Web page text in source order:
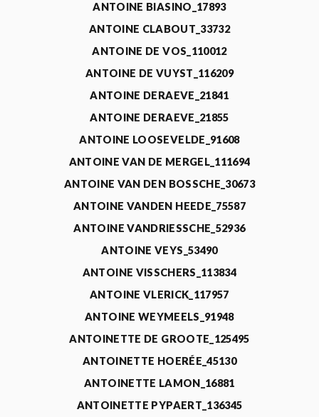
ANTOINE BIASINO_17893
ANTOINE CLABOUT_33732
ANTOINE DE VOS_110012
ANTOINE DE VUYST_116209
ANTOINE DERAEVE_21841
ANTOINE DERAEVE_21855
ANTOINE LOOSEVELDE_91608
ANTOINE VAN DE MERGEL_111694
ANTOINE VAN DEN BOSSCHE_30673
ANTOINE VANDEN HEEDE_75587
ANTOINE VANDRIESSCHE_52936
ANTOINE VEYS_53490
ANTOINE VISSCHERS_113834
ANTOINE VLERICK_117957
ANTOINE WEYMEELS_91948
ANTOINETTE DE GROOTE_125495
ANTOINETTE HOERÉE_45130
ANTOINETTE LAMON_16881
ANTOINETTE PYPAERT_136345